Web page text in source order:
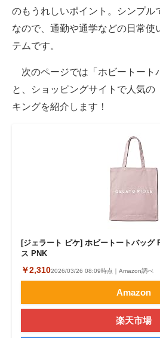
のもうれしいポイント。シンプル
なので、通勤や通学などの日常使
テムです。
次のページでは「ホビートート
と、ショッピングサイトで人気の
キングを紹介します！
[ジェラート ピケ] ホビートートバッグ
ス PNK
￥2,3102026/03/26 08:09時点｜Amazon調べ
Amazon
楽天市場